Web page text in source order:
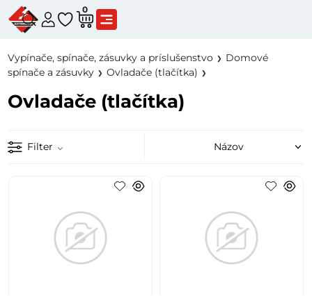
0
Vypínače, spínače, zásuvky a príslušenstvo
Domové
spínače a zásuvky
Ovladače (tlačítka)
Ovladače (tlačítka)
Filter